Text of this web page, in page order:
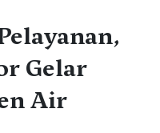
Gelar
Air